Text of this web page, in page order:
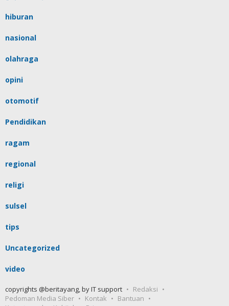
hiburan
nasional
olahraga
opini
otomotif
Pendidikan
ragam
regional
religi
sulsel
tips
Uncategorized
video
copyrights @beritayang, by IT support
Redaksi
Pedoman Media Siber
Kontak
Bantuan